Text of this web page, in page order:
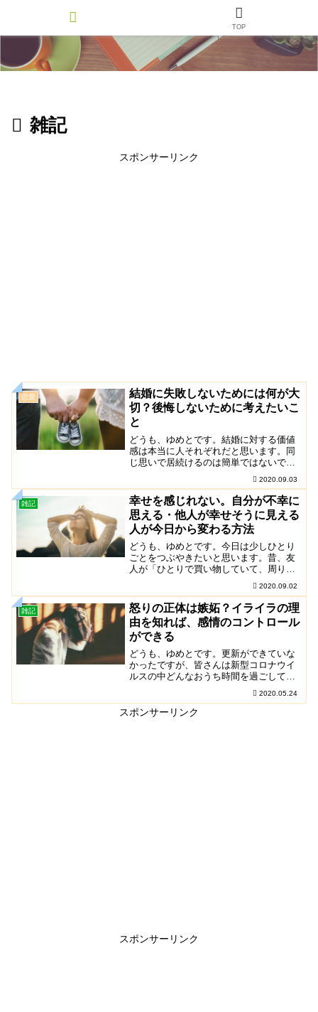
雑記
スポンサーリンク
恋愛
結婚に失敗しないためには何が大
切？後悔しないために考えたいこ
と
どうも、ゆめとです。結婚に対する価値
感は本当に人それぞれだと思います。同
じ思いで居続けるのは簡単ではないで
そうです。結婚を考えていると言ってい
たはずの彼氏にやっぱり...
2020.09.03
雑記
幸せを感じれない。自分が不幸に
思える・他人が幸せそうに見える
人が今日から変わる方法
どうも、ゆめとです。今日は少しひとり
ごとをつぶやきたいと思います。昔、友
人が「ひとりで買い物していて、周りが
幸せそうにみえる」とつぶやいていまし
た。その時、友人はいろいろと落ち込ん
でいたんだと思います...
2020.09.02
雑記
怒りの正体は嫉妬？イライラの理
由を知れば、感情のコントロール
ができる
どうも、ゆめとです。更新ができていな
かったですが、皆さんは新型コロナウイ
ルスの中どんなおうち時間を過ごしてい
ますか。今日(5月24日)フジテレビ系トー
ク番組『ワイドナショー』(毎週日曜
10:00～11...
2020.05.24
スポンサーリンク
スポンサーリンク
TOP